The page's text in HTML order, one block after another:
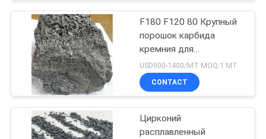
Черный карбид
кремния
15
F180 F120 80 Крупный
порошок карбида
кремния для
шлифования стальных
слитков
USD900-1400/MT MOQ:1 МТ
CONTACT
Цирконий
расплавленный